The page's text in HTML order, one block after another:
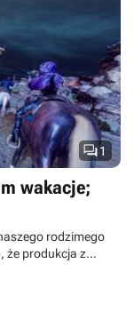
1
wakacje;
rodzimego
że produkcja z
sezon letni.